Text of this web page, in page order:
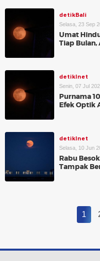
detikBali
Selasa, 23 Sep
Umat
Tiap Bulan,
detikInet
Senin, 07 Jul
Purnama
Efek Optik
detikInet
Selasa, 10 Jun
Rabu
Tampak
1